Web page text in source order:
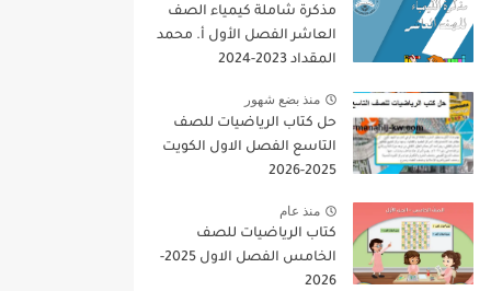
مذكرة شاملة كيمياء الصف
العاشر الفصل الأول أ. محمد
المقداد 2023-2024
منذ بضع شهور
حل كتاب الرياضيات للصف
التاسع الفصل الاول الكويت
2025-2026
منذ عام
كتاب الرياضيات للصف
الخامس الفصل الاول 2025-
2026